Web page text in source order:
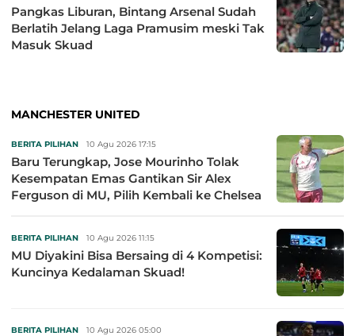
Pangkas Liburan, Bintang Arsenal Sudah
Berlatih Jelang Laga Pramusim meski Tak
Masuk Skuad
MANCHESTER UNITED
BERITA PILIHAN 10 Agu 2026 17:15
Baru Terungkap, Jose Mourinho Tolak
Kesempatan Emas Gantikan Sir Alex
Ferguson di MU, Pilih Kembali ke Chelsea
BERITA PILIHAN 10 Agu 2026 11:15
MU Diyakini Bisa Bersaing di 4 Kompetisi:
Kuncinya Kedalaman Skuad!
BERITA PILIHAN 10 Agu 2026 05:00